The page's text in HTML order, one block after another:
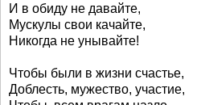
И в обиду не давайте,
Мускулы свои качайте,
Никогда не унывайте!
Чтобы были в жизни счастье,
Доблесть, мужество, участие,